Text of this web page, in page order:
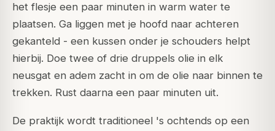
het flesje een paar minuten in warm water te
plaatsen. Ga liggen met je hoofd naar achteren
gekanteld - een kussen onder je schouders helpt
hierbij. Doe twee of drie druppels olie in elk
neusgat en adem zacht in om de olie naar binnen te
trekken. Rust daarna een paar minuten uit.
De praktijk wordt traditioneel 's ochtends op een